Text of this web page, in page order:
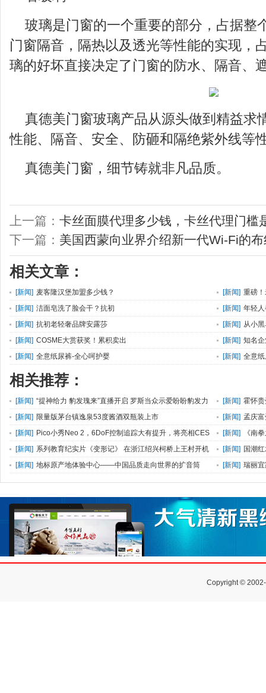
玻璃是门窗的一个重要的部分，占据整
门窗隔音，隔热以及透光等性能的实现，
璃的好坏直接决定了门窗的防水、隔音、
真德美门窗玻璃产品从源头做到精益求
性能、隔音、安全、防砸和隔绝紫外线等
真德美门窗，细节铸就非凡品质。
上一篇： 卡丝面膜代理多少钱，卡丝代理门槛
下一篇： 美国西蒙向业界介绍新一代Wi-Fi的
相关文章：
[新闻] 麦客隆汉堡加盟多少钱？ [新闻] 重磅
[新闻] 洁面皂洗了脸会干？抗初 [新闻] 年轻
[新闻] 抗初老轻奢品牌安露莎 [新闻] 从小
[新闻] COSME大赏获奖！累积卖出 [新闻] 知名
[新闻] 全意纸尿裤-全心呵护婴 [新闻] 全意
相关推荐：
[新闻] “提神给力 豹发瑰来”直播开启 罗斯当众示爱盼盼豹发力 [新闻] 霍怀
[新闻] 限量版茅台镇逸泉53度酱酒双瓶装上市 [新闻] 孟庆
[新闻] Pico小秀Neo 2，6DoF控制追踪大有提升，将亮相CES [新闻]
《南
[新闻] 系列教育纪实片《变形记》 在浙江绍兴柯桥上王村开机 [新闻] 国潮
[新闻] 地标原产地体验中心——中国品质走向世界的扩音筒 [新闻] 瑞丽
荼！
Copyright ©